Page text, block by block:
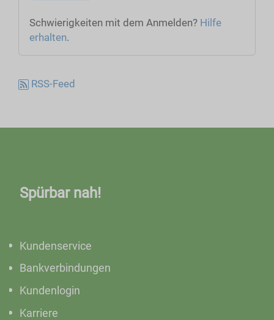
Schwierigkeiten mit dem Anmelden? Hilfe
erhalten.
RSS-Feed
Spürbar nah!
Kundenservice
Bankverbindungen
Kundenlogin
Karriere